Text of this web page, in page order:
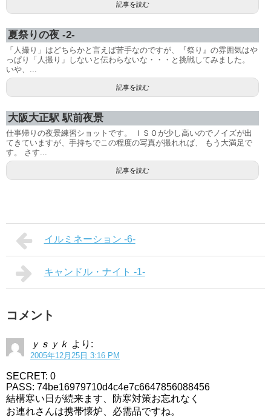
記事を読む
夏祭りの夜 -2-
「人撮り」はどちらかと言えば苦手なのですが、『祭り』の雰囲気はや
っぱり「人撮り」しないと伝わらないな・・・と挑戦してみました。
いや、...
記事を読む
大阪大正駅 駅前夜景
仕事帰りの夜景練習ショットです。 ＩＳＯが少し高いのでノイズが出
てきていますが、手持ちでこの程度の写真が撮れれば、 もう大満足で
す。 さす...
記事を読む
イルミネーション -6-
キャンドル・ナイト -1-
コメント
ｙｓｙｋ より:
2005年12月25日 3:16 PM
SECRET: 0
PASS: 74be16979710d4c4e7c6647856088456
結構寒い日が続来ます、防寒対策お忘れなく
お連れさんは携帯懐炉、必需品ですね。